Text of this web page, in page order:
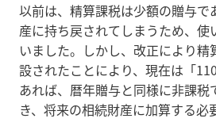
以前は、精算課税は少額の贈与で
産に持ち戻されてしまうため、使
いました。しかし、改正により
設されたことにより、現在は「
あれば、暦年贈与と同様に非課税
き、将来の相続財産に加算する必